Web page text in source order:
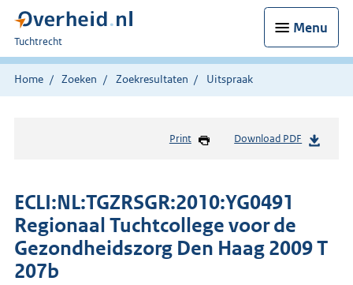
Menu
U
bent
hier:
Tuchtrecht
Home Zoeken Zoekresultaten Uitspraak
Print Download PDF
ECLI:NL:TGZRSGR:2010:YG0491
Regionaal Tuchtcollege voor de
Gezondheidszorg Den Haag 2009 T
207b